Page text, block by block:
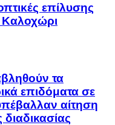
επίλυσης
τα
επιδόματα σε
αίτηση